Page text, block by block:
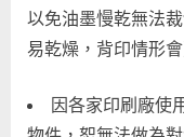
以免油墨慢乾無法
易乾燥，背印情形
因各家印刷廠使